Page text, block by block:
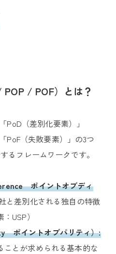
/ POF）とは？
PoD（差別化要素）」
PoF（失敗要素）」の3つ
るフレームワークです。
ポイントオブディ
と差別化される独自の特徴
USP）
ポイントオブパリティ）:
ことが求められる基本的な